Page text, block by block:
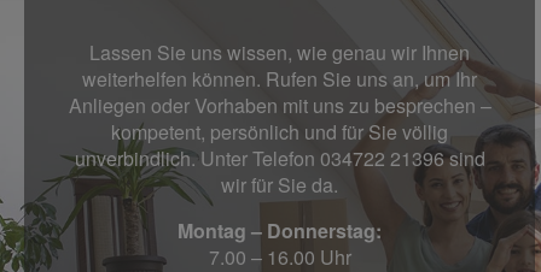
Lassen Sie uns wissen, wie genau wir Ihnen
weiterhelfen können. Rufen Sie uns an, um Ihr
Anliegen oder Vorhaben mit uns zu besprechen –
kompetent, persönlich und für Sie völlig
unverbindlich. Unter Telefon 034722 21396 sind
wir für Sie da.
Montag – Donnerstag:
7.00 – 16.00 Uhr